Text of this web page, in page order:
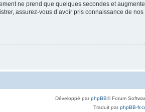
ne prend que quelques secondes et
assurez-vous d’avoir pris connaissance de
Développé parphpBB® Forum
Traduit parphpBB-